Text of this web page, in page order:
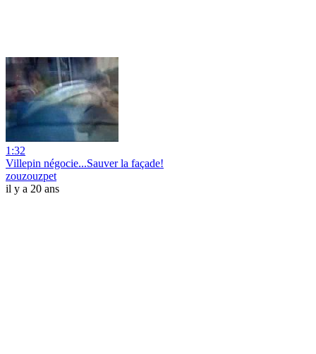
1:32
Villepin négocie...Sauver la façade!
zouzouzpet
il y a 20 ans